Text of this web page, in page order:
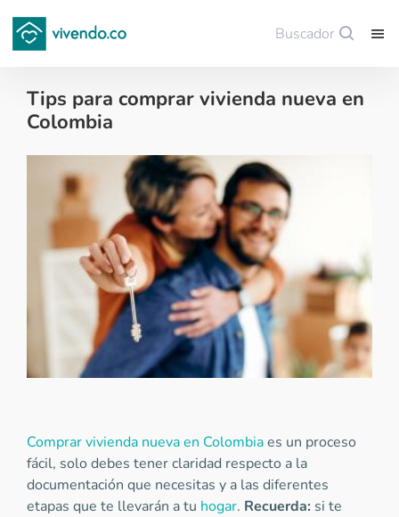
Buscador
Tips para comprar vivienda nueva en
Colombia
Colombianos en el exterior - 2022-11-18
Comprar vivienda nueva en Colombiaes un proceso
fácil, solo debes tener claridad respecto a la
documentación que necesitas y a las diferentes
etapas que te llevarán a tu hogar. Recuerda: si te
Guardar